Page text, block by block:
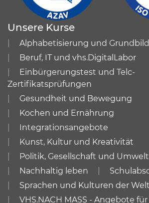
Unsere Kurse
Alphabetisierung und
Beruf, IT und vhs.DigitalLabor
Einbürgerungstest und Telc-
Zertifikatsprüfungen
Gesundheit und Bewegung
Kochen und Ernährung
Integrationsangebote
Kunst, Kultur und Kreativität
Politik, Gesellschaft und Umwelt
Nachhaltig leben
Sprachen und Kulturen der Welt
VHS.NACH MASS - Angebote